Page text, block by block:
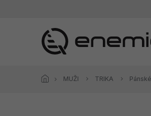
MUŽI TRIKA